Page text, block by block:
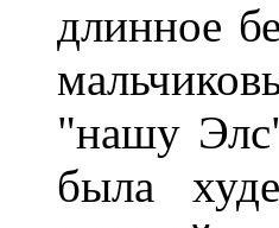
длинное
"нашу
была